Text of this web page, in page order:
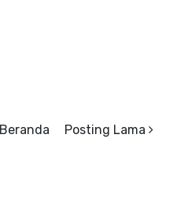
Posting Lama
Beranda